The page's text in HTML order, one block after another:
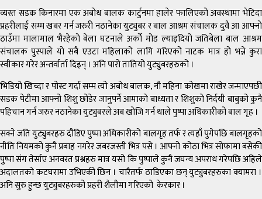
व्यस्त सडक किनारमा एक अबोध बालक कार्टुनमा हालेर फालिएको अवस्थामा भेटिदा
प्रहरीलाई सम्म खबर गर्न जरुरी नठानेका युट्युबर र बाल आश्रम संचालक दुवै आ आफ्नो
ठाउँमा मालामाल भैरहेको बेला घटनाले अर्को मोड ल्याइदियो जतिबेला बाल आश्रम
संचालक पुस्पाले यो सबै एउटा महिलाको लागि गरिएको नाटक मात्र हो भन्ने कुरा
स्वीकार गरेर अन्तर्वार्ता दिइन् । अनि पारो तातियो युट्युबरहरुको ।
भिडियो खिच्दा र पोस्ट गर्दा सम्म त्यो अबोध बालक, नौ महिना कोखमा राखेर जन्माएपछी
सडक पेटीमा आफ्नो शिशु छोडेर जानुपर्ने आमाको बाध्यता र शिशुको निर्दयी बाबुको कुनै
पहिचान गर्न जरुर नठानेका युट्युबरले अब खोजि गर्न थाले पुष्पा अधिकारीको बाल गृह ।
सक्ने जति युट्युबरहरु दौडिए पुष्पा अधिकारीको बालगृह तर्फ र त्यहाँ पुगेपछि बालगृहको
नीति नियमको कुनै प्रबाह नगरेर जबरजस्ती भित्र पसे । आफ्नो कोठा भित्र सोफामा बसेकी
पुष्पा संग तेर्साए अनवरत प्रश्नहरु मात्र यसो कि पुष्पाले कुनै जघन्य अपराध गरेपछि अहिले
अदालतको कटघरामा उभिएकी छिन । चारैतर्फ ठाडिएका छन् युट्युबरहरुका क्यामरा ।
अनि सुरु हुन्छ युट्युबरहरुको प्रहरी शैलीमा गरिएको केरकार ।